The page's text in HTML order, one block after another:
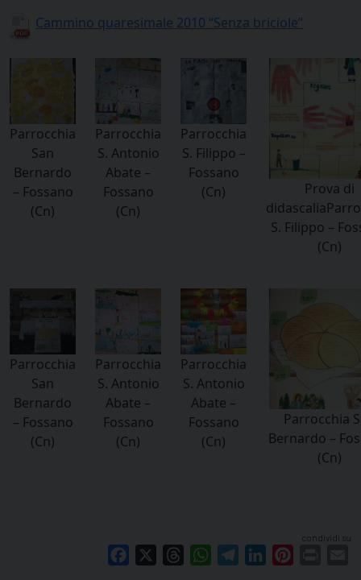
Cammino quaresimale 2010 “Senza briciole”
Parrocchia
San
Bernardo
– Fossano
(Cn)
Parrocchia
S. Antonio
Abate –
Fossano
(Cn)
Parrocchia
S. Filippo –
Fossano
(Cn)
Prova di
S. Filippo –
(Cn)
Parrocchia
San
Bernardo
– Fossano
(Cn)
Parrocchia
S. Antonio
Abate –
Fossano
(Cn)
Parrocchia
S. Antonio
Abate –
Fossano
(Cn)
Parrocchia
Bernardo –
(Cn)
condividi su
Facebook ThreadsWhatsAppTelegramLinkedIn